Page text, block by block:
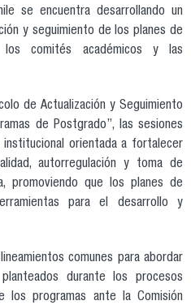
se encuentra desarrollando un
y seguimiento de los planes de
comités académicos y las
de Actualización y Seguimiento
de Postgrado”, las sesiones
orientada a fortalecer
autorregulación y toma de
promoviendo que los planes de
para el desarrollo y
comunes para abordar
durante los procesos
los programas ante la Comisión